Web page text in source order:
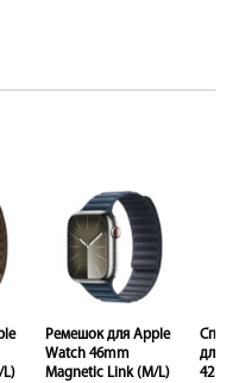
L)
Ремешок для Apple
Watch 46mm
Magnetic Link (M/L)
для